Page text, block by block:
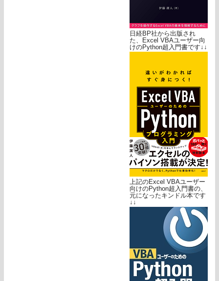
日経BP社から出版され
た、Excel VBAユーザー向
けのPython超入門書です↓↓
上記のExcel VBAユーザー
向けのPython超入門書の、
元になったキンドル本です
↓↓